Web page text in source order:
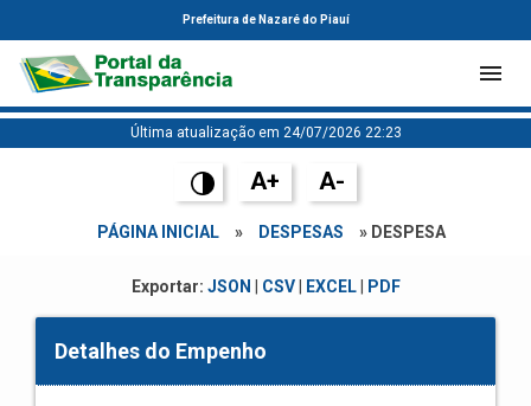
Prefeitura de Nazaré do Piauí
Última atualização em 24/07/2026 22:23
A+ A-
PÁGINA INICIAL » DESPESAS » DESPESA
Exportar: JSON CSV| EXCEL| PDF
Detalhes do Empenho